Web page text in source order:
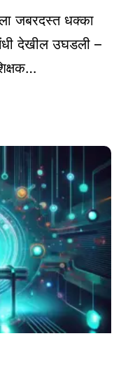
जबरदस्त धक्का
देखील उघडली –